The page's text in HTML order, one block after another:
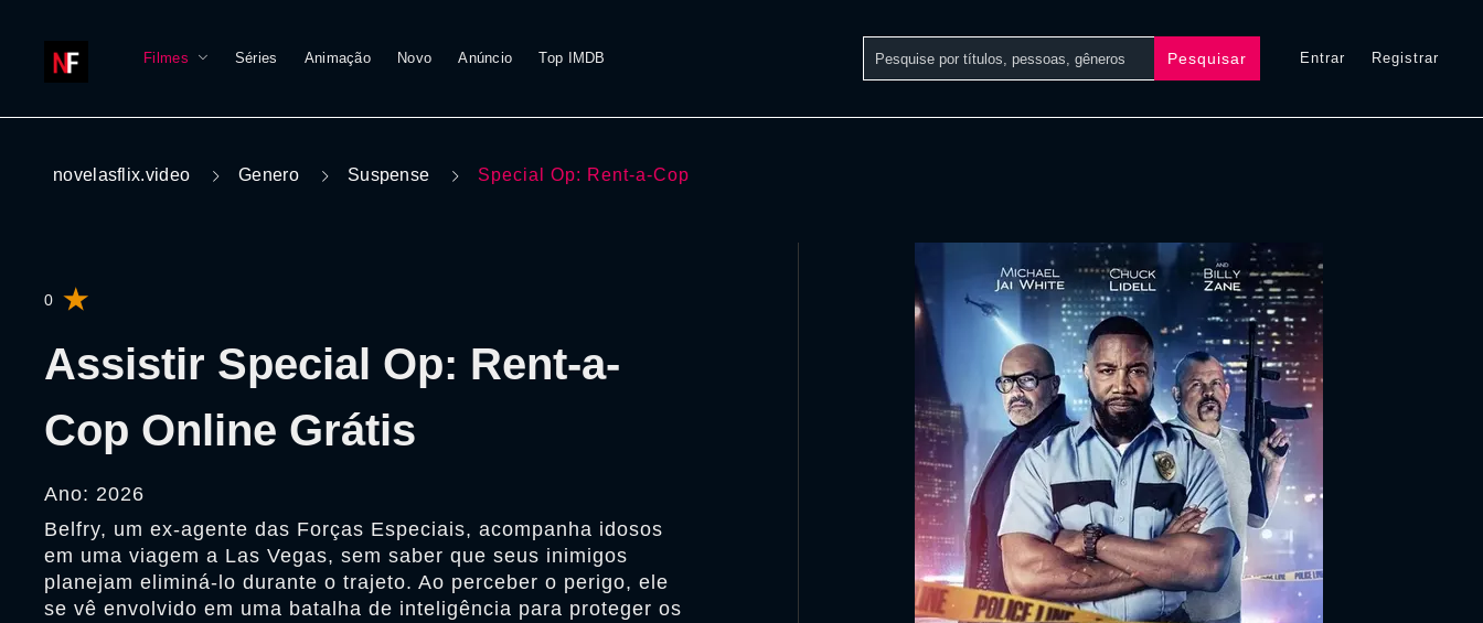
Filmes Séries Animação Novo Anúncio Top IMDB Pesquisar Entrar Registrar
novelasflix.video Genero Suspense Special Op: Rent-a-Cop
0
Assistir Special Op: Rent-a-
Cop Online Grátis
Ano: 2026
Belfry, um ex-agente das Forças Especiais, acompanha idosos
em uma viagem a Las Vegas, sem saber que seus inimigos
planejam eliminá-lo durante o trajeto. Ao perceber o perigo, ele
se vê envolvido em uma batalha de inteligência para proteger os